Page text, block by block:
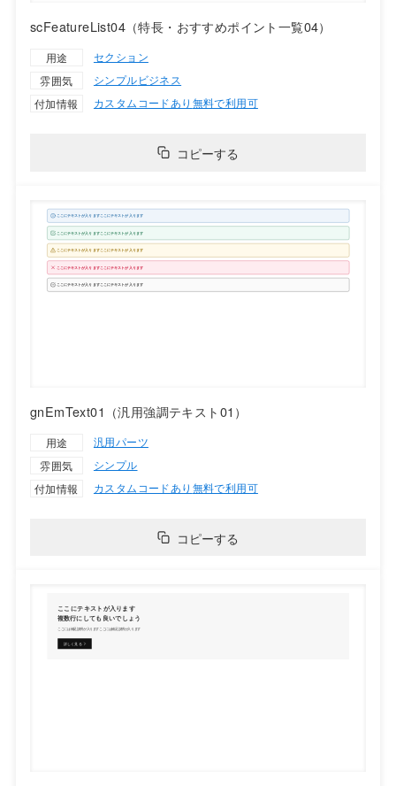
scFeatureList04（特長・おすすめポイント一覧04）
用途
セクション
雰囲気
シンプルビジネス
付加情報
カスタムコードあり 無料で利用可
コピーする
gnEmText01（汎用強調テキスト01）
用途
汎用パーツ
雰囲気
シンプル
付加情報
カスタムコードあり 無料で利用可
コピーする